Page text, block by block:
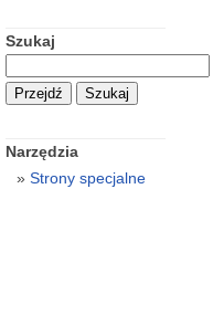
Szukaj
Narzędzia
Strony specjalne